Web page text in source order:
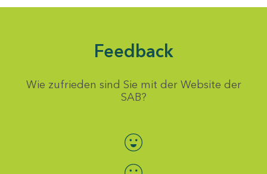
Feedback
Wie zufrieden sind Sie mit der Website der
SAB?
Bewertung auswählen